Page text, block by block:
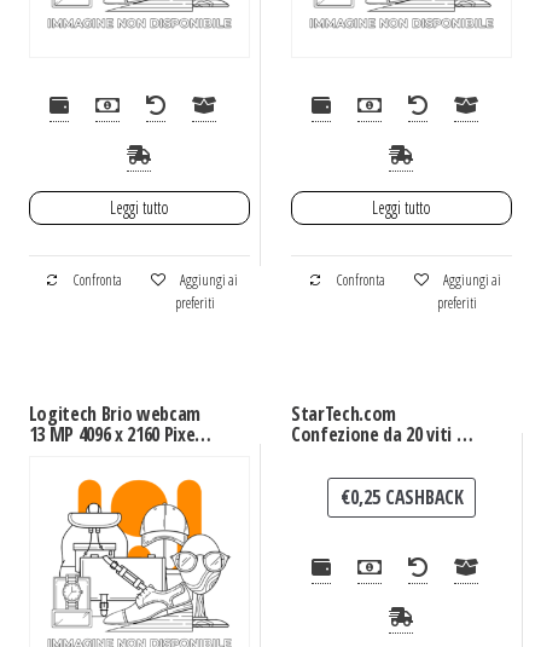
Leggi tutto
Confronta
Aggiungi ai
preferiti
Leggi tutto
Confronta
Aggiungi ai
preferiti
Logitech Brio webcam
13 MP 4096 x 2160 Pixel
StarTech.com
Confezione da 20 viti di
Ingabbiati per Armadi
Server Rack
€0,25CASHBACK